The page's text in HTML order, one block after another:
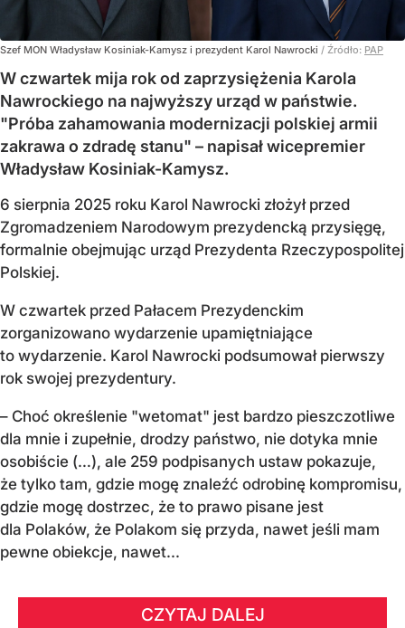
Szef MON Władysław Kosiniak-Kamysz i prezydent Karol Nawrocki / Źródło: PAP
W czwartek mija rok od zaprzysiężenia Karola
Nawrockiego na najwyższy urząd w państwie.
"Próba zahamowania modernizacji polskiej armii
zakrawa o zdradę stanu" – napisał wicepremier
Władysław Kosiniak-Kamysz.
6 sierpnia 2025 roku Karol Nawrocki złożył przed
Zgromadzeniem Narodowym prezydencką przysięgę,
formalnie obejmując urząd Prezydenta Rzeczypospolitej
Polskiej.
W czwartek przed Pałacem Prezydenckim
zorganizowano wydarzenie upamiętniające
to wydarzenie. Karol Nawrocki podsumował pierwszy
rok swojej prezydentury.
– Choć określenie "wetomat" jest bardzo pieszczotliwe
dla mnie i zupełnie, drodzy państwo, nie dotyka mnie
osobiście (…), ale 259 podpisanych ustaw pokazuje,
że tylko tam, gdzie mogę znaleźć odrobinę kompromisu,
gdzie mogę dostrzec, że to prawo pisane jest
dla Polaków, że Polakom się przyda, nawet jeśli mam
pewne obiekcje, nawet...
CZYTAJ DALEJ